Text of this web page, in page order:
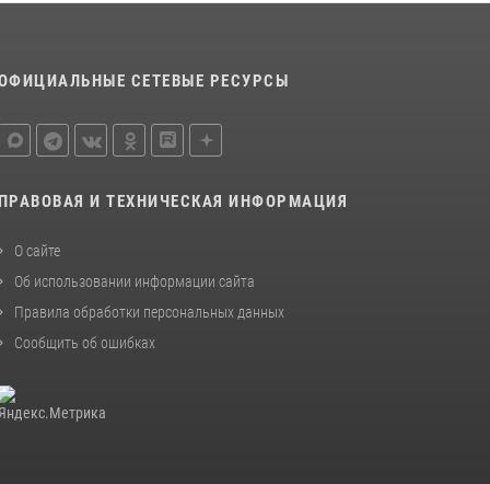
СЕТЕВЫЕ РЕСУРСЫ
ПРАВОВАЯ И ТЕХНИЧЕСКАЯ ИНФОРМАЦИЯ
О сайте
Об использовании информации сайта
Правила обработки персональных данных
Сообщить об ошибках